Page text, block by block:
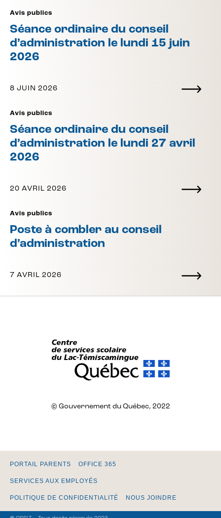
Avis publics
Séance ordinaire du conseil
d’administration le lundi 15 juin
2026
8 JUIN 2026
Avis publics
Séance ordinaire du conseil
d’administration le lundi 27 avril
2026
20 AVRIL 2026
Avis publics
Poste à combler au conseil
d’administration
7 AVRIL 2026
© Gouvernement du Québec, 2022
PORTAIL PARENTS OFFICE 365
SERVICES AUX EMPLOYÉS
POLITIQUE DE CONFIDENTIALITÉ NOUS JOINDRE